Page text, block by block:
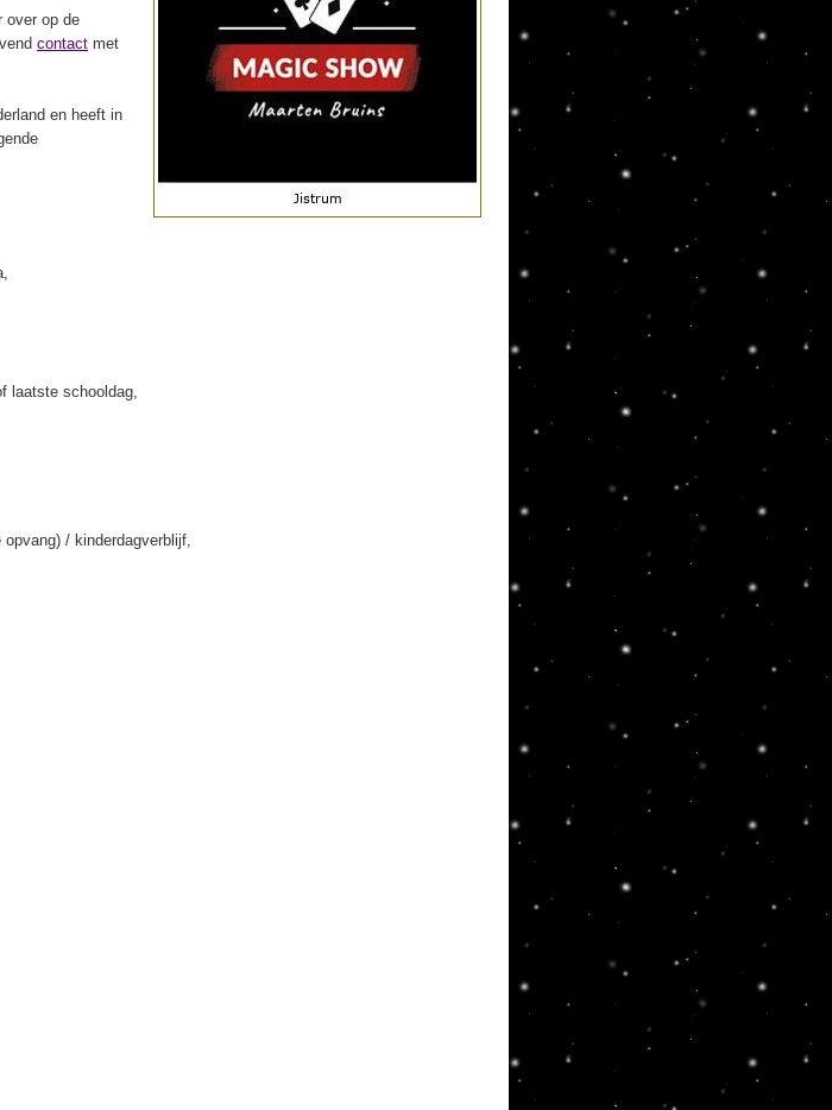
over op de
contact met
en heeft in
laatste schooldag,
/ kinderdagverblijf,